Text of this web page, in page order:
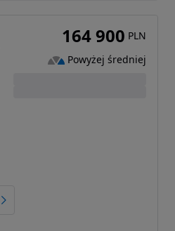
164 900 PLN
Powyżej średniej